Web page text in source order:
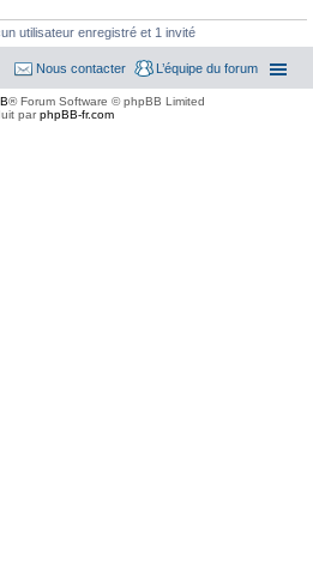
utilisateur enregistré et 1 invité
L’équipe du forum
Nous contacter
® Forum Software © phpBB Limited
parphpBB-fr.com